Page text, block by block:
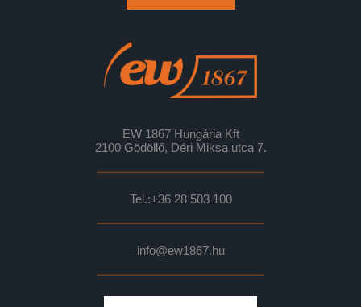
EW 1867 Hungária Kft
2100 Gödöllő, Déri Miksa utca 7.
Tel.:+36 28 503 100
info@ew1867.hu